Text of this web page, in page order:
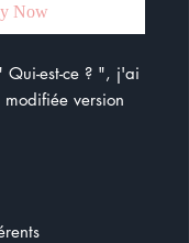
Now
Qui-est-ce ? ", j'ai
version